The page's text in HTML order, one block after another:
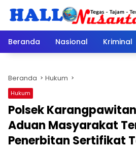
Beranda
Nasional Kriminal
Beranda Hukum
Hukum
Polsek
Aduan Masyarakat
Penerbitan Sertifikat